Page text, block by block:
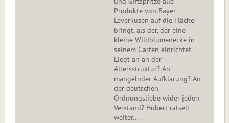
Produkte von Bayer-
Leverkusen auf die Fläche
bringt, als der, der eine
kleine Wildblumenecke in
seinem Garten einrichtet.
Liegt an an der
Altersstruktur? An
mangelnder Aufklärung? An
der deutschen
Ordnungsliebe wider jeden
Verstand? Hubert rätselt
weiter....